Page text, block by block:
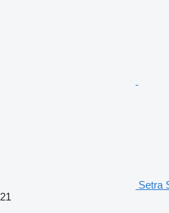
Setra
21